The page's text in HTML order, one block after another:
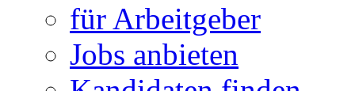
für Arbeitgeber
Jobs anbieten